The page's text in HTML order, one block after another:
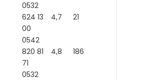
0532
624 13
00
4,7 21
0542
820 81
71
4,8 186
0532